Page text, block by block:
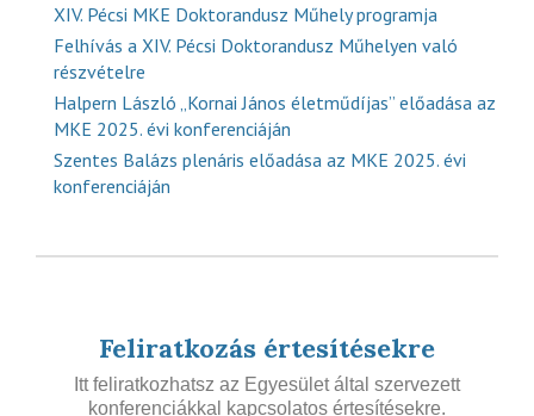
XIV. Pécsi MKE Doktorandusz Műhely programja
Felhívás a XIV. Pécsi Doktorandusz Műhelyen való
részvételre
Halpern László „Kornai János életműdíjas” előadása az
MKE 2025. évi konferenciáján
Szentes Balázs plenáris előadása az MKE 2025. évi
konferenciáján
Feliratkozás értesítésekre
Itt feliratkozhatsz az Egyesület által szervezett
konferenciákkal kapcsolatos értesítésekre.